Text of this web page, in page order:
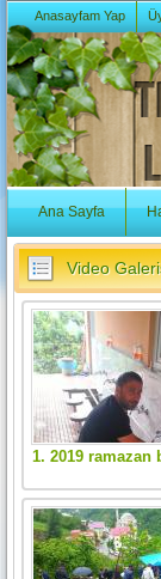
Anasayfam Yap
Ana Sayfa
Video
1. 2019 ramazan